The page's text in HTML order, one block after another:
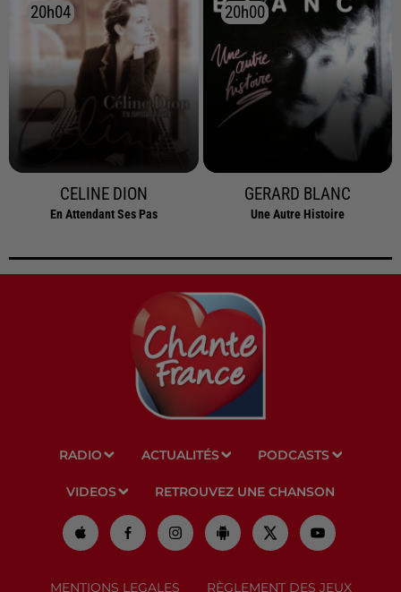
20h04
20h04
CELINE DION
En Attendant Ses Pas
20h00
20h00
GERARD BLANC
Une Autre Histoire
RADIO ACTUALITÉS PODCASTS
VIDEOS RETROUVEZ UNE CHANSON
MENTIONS LEGALES RÈGLEMENT DES JEUX